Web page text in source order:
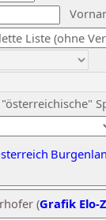
(Grafik Elo-